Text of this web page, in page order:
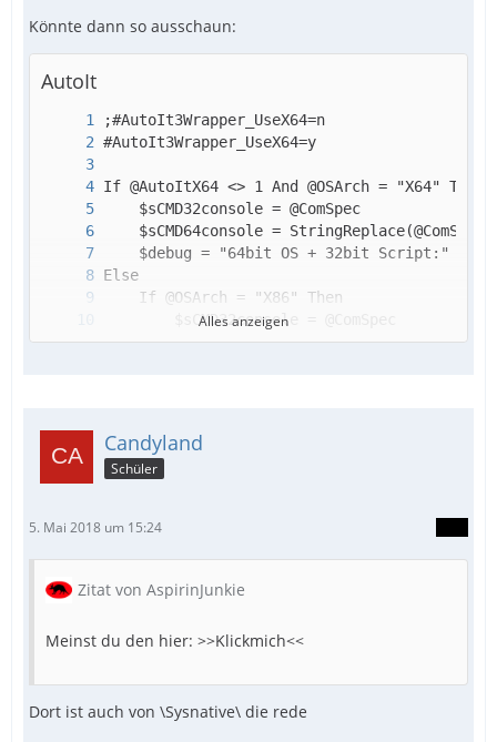
Könnte dann so ausschaun:
AutoIt
Exit
Alles anzeigen
Candyland
Schüler
5. Mai 2018 um 15:24
Zitat von AspirinJunkie
Meinst du den hier: >>Klickmich<<
Dort ist auch von \Sysnative\ die rede